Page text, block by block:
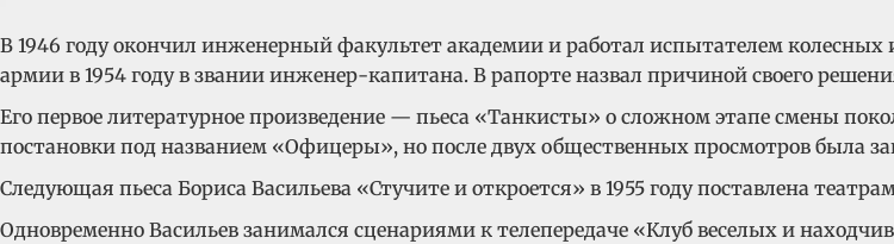
В 1946 году окончил инженерный факультет академии и работал испытателем
армии в 1954 году в звании инженер-капитана. В рапорте назвал причиной своего
Его первое литературное произведение — пьеса «Танкисты» о сложном этапе смены
постановки под названием «Офицеры», но после двух общественных просмотров была
Следующая пьеса Бориса Васильева «Стучите и откроется» в 1955 году поставлена
Одновременно Васильев занимался сценариями к телепередаче «Клуб веселых и